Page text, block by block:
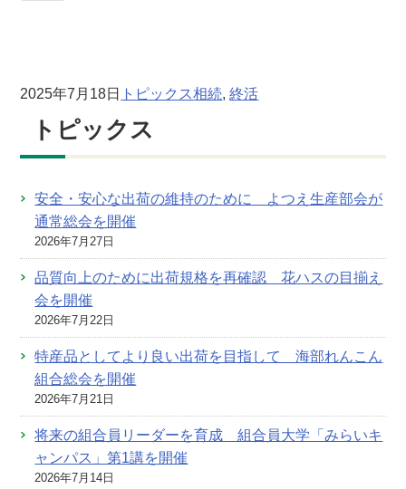
2025年7月18日 トピックス相続, 終活
トピックス
安全・安心な出荷の維持のために よつえ生産部会が
通常総会を開催
2026年7月27日
品質向上のために出荷規格を再確認 花ハスの目揃え
会を開催
2026年7月22日
特産品としてより良い出荷を目指して 海部れんこん
組合総会を開催
2026年7月21日
将来の組合員リーダーを育成 組合員大学「みらいキ
ャンパス」第1講を開催
2026年7月14日